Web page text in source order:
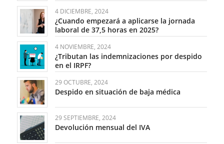
4 DICIEMBRE, 2024
¿Cuando empezará a aplicarse la jornada
laboral de 37,5 horas en 2025?
4 NOVIEMBRE, 2024
¿Tributan las indemnizaciones por despido
en el IRPF?
29 OCTUBRE, 2024
Despido en situación de baja médica
29 SEPTIEMBRE, 2024
Devolución mensual del IVA